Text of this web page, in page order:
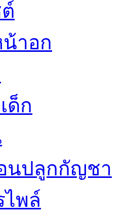
น้าอก
ด็ก
อนปลูกกัญชา
ไพล์